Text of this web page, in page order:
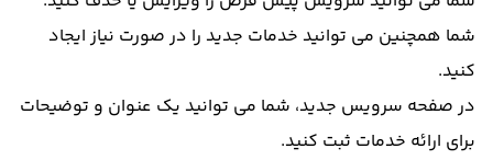
شما همچنین می توانید خدمات جدید را در صورت نیاز ایجاد
کنید.
در صفحه سرویس جدید، شما می توانید یک عنوان و توضیحات
برای ارائه خدمات ثبت کنید.